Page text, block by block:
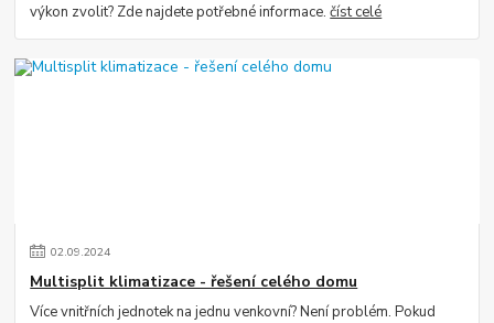
výkon zvolit? Zde najdete potřebné informace.číst celé
02.09.2024
Multisplit klimatizace - řešení celého domu
Více vnitřních jednotek na jednu venkovní? Není problém. Pokud